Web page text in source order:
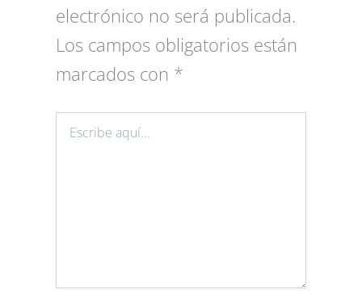
electrónico no será publicada.
Los campos obligatorios están
marcados con *
aquí...